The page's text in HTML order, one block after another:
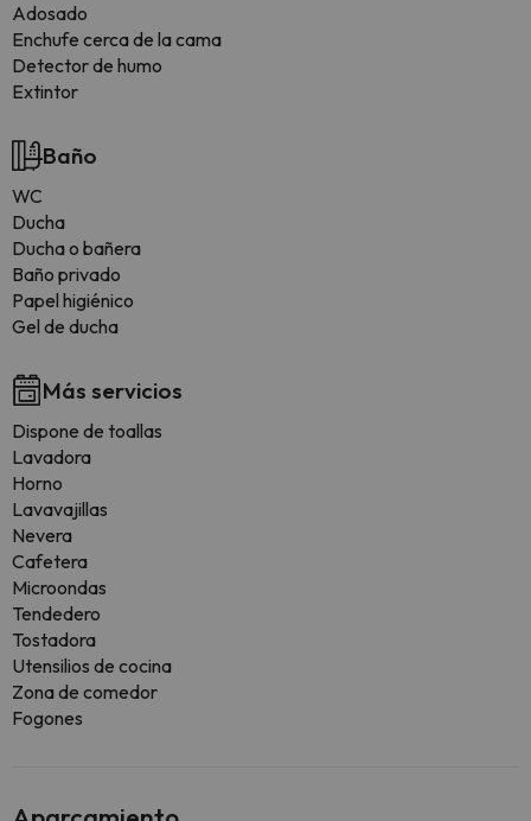
Adosado
Enchufe cerca de la cama
Detector de humo
Extintor
Baño
WC
Ducha
Ducha o bañera
Baño privado
Papel higiénico
Gel de ducha
Más servicios
Dispone de toallas
Lavadora
Horno
Lavavajillas
Nevera
Cafetera
Microondas
Tendedero
Tostadora
Utensilios de cocina
Zona de comedor
Fogones